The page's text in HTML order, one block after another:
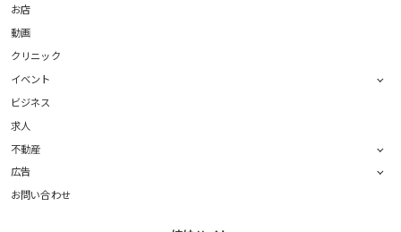
お店
動画
クリニック
イベント
ビジネス
求人
不動産
広告
お問い合わせ